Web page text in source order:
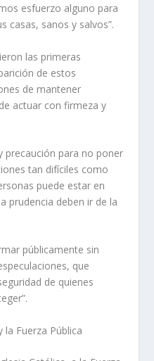
esfuerzo alguno para
casas, sanos y salvos”.
las primeras
de estos
de mantener
actuar con firmeza y
precaución para no poner
tan difíciles como
puede estar en
prudencia deben ir de la
públicamente sin
que
de quienes
la Fuerza Pública